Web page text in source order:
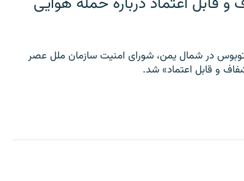
در شمال یمن، شورای امنیت سازمان ملل عصر
و قابل اعتماد» شد.